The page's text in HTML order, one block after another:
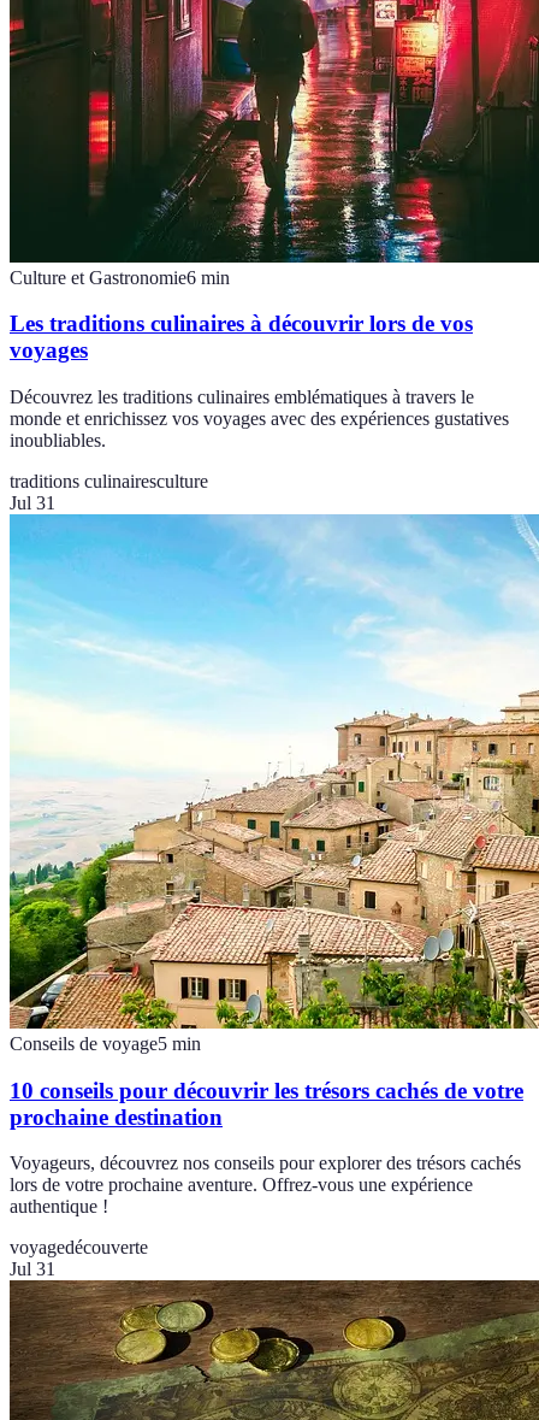
Culture et Gastronomie6 min
Les traditions culinaires à découvrir lors de vos
voyages
Découvrez les traditions culinaires emblématiques à travers le
monde et enrichissez vos voyages avec des expériences gustatives
inoubliables.
traditions culinairesculture
Jul 31
Conseils de voyage5 min
10 conseils pour découvrir les trésors cachés de votre
prochaine destination
Voyageurs, découvrez nos conseils pour explorer des trésors cachés
lors de votre prochaine aventure. Offrez-vous une expérience
authentique !
voyagedécouverte
Jul 31